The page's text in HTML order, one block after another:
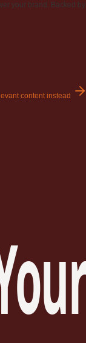
your brand. Backed
content instead